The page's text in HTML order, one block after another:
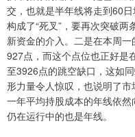
交，也就是半年线将走到60
构成了“死叉”，要再次突破两
新资金的介入。二是在本周
927点，而这个点位也正好是
至3926点的跳空缺口，这如
形力量令人惊叹，也说明了
一年平均持股成本的年线依然
仍在运行中的也是年线。